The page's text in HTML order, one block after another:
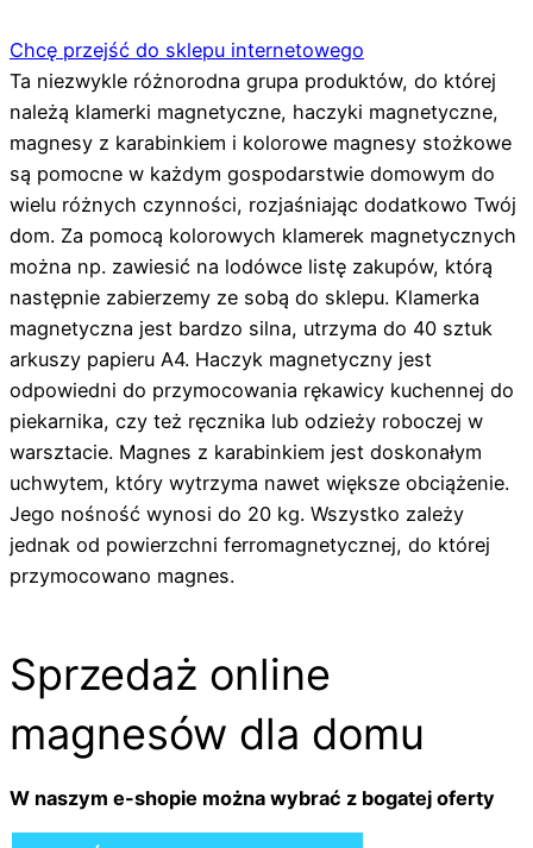
Chcę przejść do sklepu internetowego
Ta niezwykle różnorodna grupa produktów, do której
należą klamerki magnetyczne, haczyki magnetyczne,
magnesy z karabinkiem i kolorowe magnesy stożkowe
są pomocne w każdym gospodarstwie domowym do
wielu różnych czynności, rozjaśniając dodatkowo Twój
dom. Za pomocą kolorowych klamerek magnetycznych
można np. zawiesić na lodówce listę zakupów, którą
następnie zabierzemy ze sobą do sklepu. Klamerka
magnetyczna jest bardzo silna, utrzyma do 40 sztuk
arkuszy papieru A4. Haczyk magnetyczny jest
odpowiedni do przymocowania rękawicy kuchennej do
piekarnika, czy też ręcznika lub odzieży roboczej w
warsztacie. Magnes z karabinkiem jest doskonałym
uchwytem, który wytrzyma nawet większe obciążenie.
Jego nośność wynosi do 20 kg. Wszystko zależy
jednak od powierzchni ferromagnetycznej, do której
przymocowano magnes.
Sprzedaż online
magnesów dla domu
W naszym e-shopie można wybrać z bogatej oferty